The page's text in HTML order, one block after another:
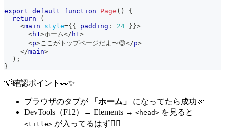
export default function Page ( )
{
return
(
<main style={ { padding : 24 } }>
<h1 >ホーム</ h1 >
<p> ここがトップページだよ〜😊</p>
</main>
) ;
}
💡確認ポイント👀✨
ブラウザのタブが 「ホーム」
になってたら成功🎉
DevTools（F12）→ Elements → <head> を見ると
<title> が入ってるはず🙆‍♀️